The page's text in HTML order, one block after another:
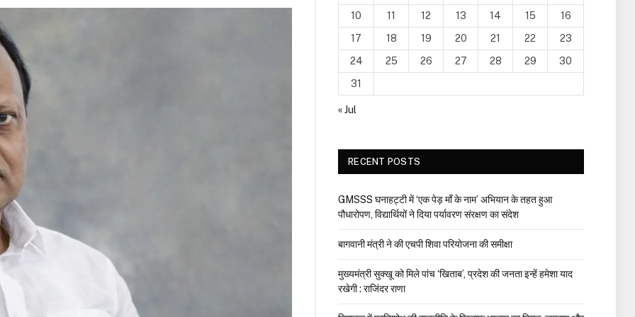
10 11 12 13 14 15
16
17
18 19 20 21 22
23
24
25 26 27 28 29
30
31
« Jul
RECENT POSTS
GMSSS घनाहट्टी में ‘एक पेड़ माँ के नाम’ अभियान के तहत हुआ
पौधारोपण, विद्यार्थियों ने दिया पर्यावरण संरक्षण का संदेश
बागवानी मंत्री ने की एचपी शिवा परियोजना की समीक्षा
मुख्यमंत्री सुक्खू को मिले पांच ‘खिताब’, प्रदेश की जनता इन्हें हमेशा याद
रखेगी : राजिंदर राणा